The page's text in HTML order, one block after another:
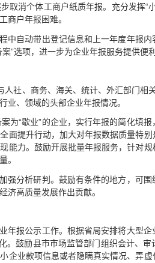
取消个体工商户纸质年报。充分发挥“
商户年报困难。
中自动带出登记信息和上一年度年报
”选项，进一步为企业年报服务提供便利
社、商务、海关、统计、外汇部门相
业、领域的头部企业年报情况。
为“歇业”的企业，实行年报的简化填
面提升行动，加大对年报数据质量特
能力。鼓励开展批量年报服务，针对
。
强分析研判。鼓励有条件的地方，可
济高质量发展作出贡献。
年报公示工作。根据省局安排将大型
。鼓励县市市场监管部门组织会计、
企业款项信息或者隐瞒真实情况、弄